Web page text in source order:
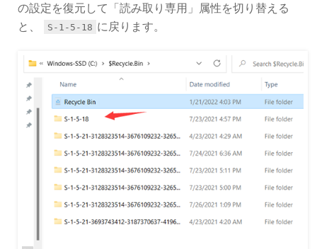
の設定を復元して「読み取り専用」属性を切り替える
と、
S-1-5-18 に戻ります。